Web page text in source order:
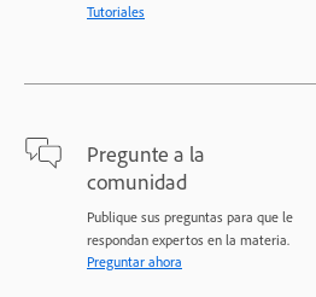
Tutoriales
Pregunte a la
comunidad
Publique sus preguntas para que le
respondan expertos en la materia.
Preguntar ahora